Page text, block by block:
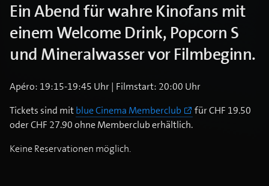
Ein Abend für wahre Kinofans mit
einem Welcome Drink, Popcorn S
und Mineralwasser vor Filmbeginn.
Apéro: 19:15-19:45 Uhr | Filmstart: 20:00 Uhr
Tickets sind mitblue Cinema Memberclub
für CHF 19.50
oder CHF 27.90 ohne Memberclub erhältlich.
Keine Reservationen möglich.